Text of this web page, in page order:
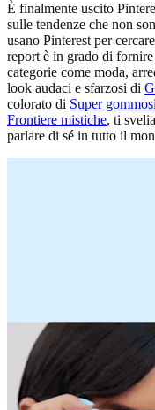
È finalmente uscito
sulle tendenze che non
usano Pinterest per
report è in grado di
categorie come moda,
look audaci e sfarzosi di
colorato di Super gommosi
Frontiere mistiche, ti
parlare di sé in tutto il